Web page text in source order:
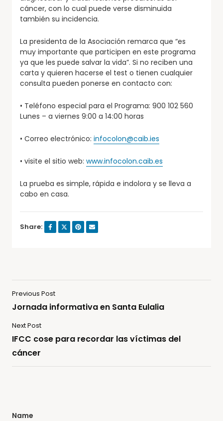
cáncer, con lo cual puede verse disminuida
también su incidencia.
La presidenta de la Asociación remarca que “es
muy importante que participen en este programa
ya que les puede salvar la vida”. Si no reciben una
carta y quieren hacerse el test o tienen cualquier
consulta pueden ponerse en contacto con:
• Teléfono especial para el Programa: 900 102 560
Lunes – a viernes 9:00 a 14:00 horas
• Correo electrónico: infocolon@caib.ies
• visite el sitio web: www.infocolon.caib.es
La prueba es simple, rápida e indolora y se lleva a
cabo en casa.
Share:
Previous Post
Jornada informativa en Santa Eulalia
Next Post
IFCC cose para recordar las víctimas del
cáncer
Name